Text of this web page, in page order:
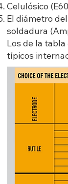
Celulósico
El diámetro
soldadura
Los de la
típicos